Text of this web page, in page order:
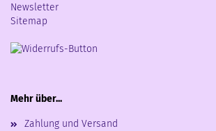
Newsletter
Sitemap
Mehr über...
Zahlung und Versand